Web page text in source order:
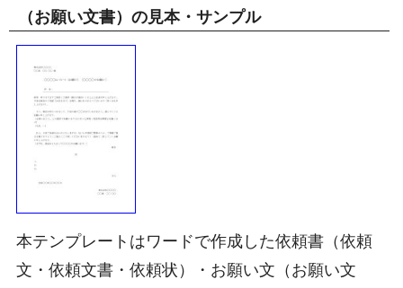
（お願い文書）の見本・サンプル
本テンプレートはワードで作成した依頼書（依頼
文・依頼文書・依頼状）・お願い文（お願い文